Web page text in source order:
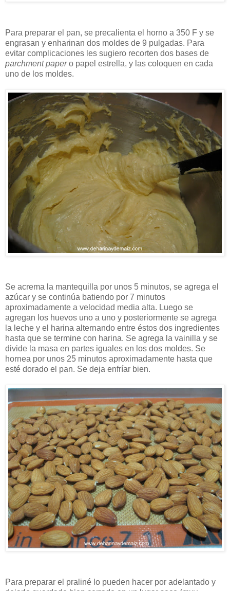
Para preparar el pan, se precalienta el horno a 350 F y se
engrasan y enharinan dos moldes de 9 pulgadas. Para
evitar complicaciones les sugiero recorten dos bases de
parchment papero papel estrella, y las coloquen en cada
uno de los moldes.
Se acrema la mantequilla por unos 5 minutos, se agrega el
azúcar y se continúa batiendo por 7 minutos
aproximadamente a velocidad media alta. Luego se
agregan los huevos uno a uno y posteriormente se agrega
la leche y el harina alternando entre éstos dos ingredientes
hasta que se termine con harina. Se agrega la vainilla y se
divide la masa en partes iguales en los dos moldes. Se
hornea por unos 25 minutos aproximadamente hasta que
esté dorado el pan. Se deja enfríar bien.
Para preparar el praliné lo pueden hacer por adelantado y